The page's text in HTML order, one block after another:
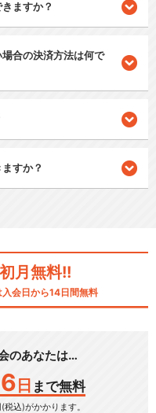
ますか？
合の決済方法は何で
すか？
月無料!!
会日から14日間無料
のあなたは…
6 日 まで無料
込)がかかります。